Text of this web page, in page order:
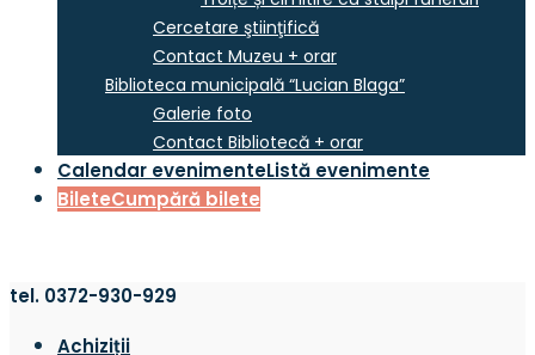
Cercetare ştiinţifică
Contact Muzeu + orar
Biblioteca municipală “Lucian Blaga”
Galerie foto
Contact Bibliotecă + orar
Calendar evenimenteListă evenimente
BileteCumpără bilete
tel. 0372-930-929
Achiziții